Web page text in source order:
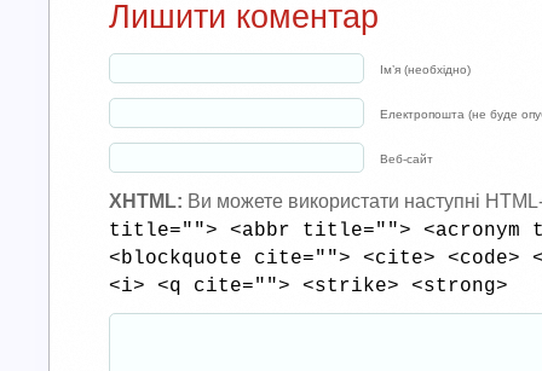
Лишити коментар
Ім’я (необхідно)
Електропошта (не буде
Веб-сайт
XHTML: Ви можете використати наступні
title=""> <abbr title=""> <acronym
<blockquote cite=""> <cite> <code>
<i> <q cite=""> <strike> <strong>